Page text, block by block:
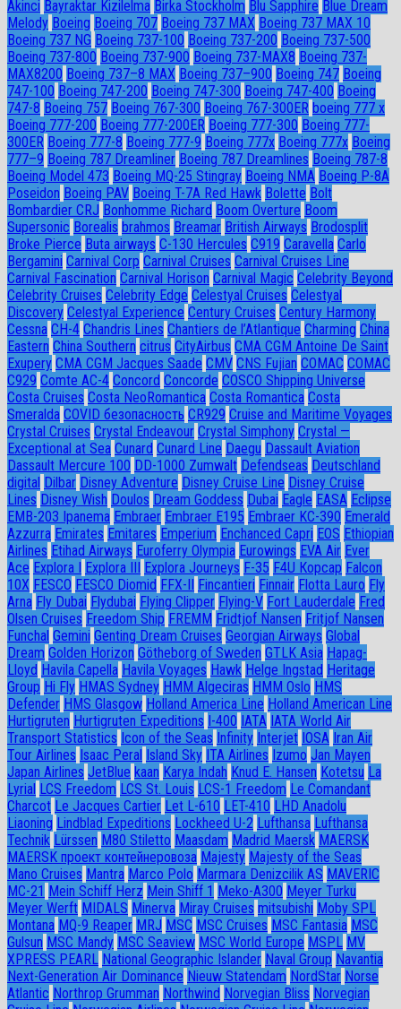
Akinci Bayraktar Kizilelma Birka Stockholm Blu Sapphire Blue Dream
Melody Boeing Boeing 707 Boeing 737 MAX Boeing 737 MAX 10
Boeing 737 NG Boeing 737-100 Boeing 737-200 Boeing 737-500
Boeing 737-800 Boeing 737-900 Boeing 737-MAX8 Boeing 737-
MAX8200 Boeing 737–8 MAX Boeing 737–900 Boeing 747 Boeing
747-100 Boeing 747-200 Boeing 747-300 Boeing 747-400 Boeing
747-8 Boeing 757 Boeing 767-300 Boeing 767-300ER boeing 777 x
Boeing 777-200 Boeing 777-200ER Boeing 777-300 Boeing 777-
300ER Boeing 777-8 Boeing 777-9 Boeing 777x Boeing 777х Boeing
777–9 Boeing 787 Dreamliner Boeing 787 Dreamlines Boeing 787-8
Boeing Model 473 Boeing MQ-25 Stingray Boeing NMA Boeing P-8A
Poseidon Boeing PAV Boeing T-7A Red Hawk Bolette Bolt
Bombardier CRJ Bonhomme Richard Boom Overture Boom
Supersonic Borealis brahmos Breamar British Airways Brodosplit
Broke Pierce Buta airways C-130 Hercules C919 Caravella Carlo
Bergamini Carnival Corp Carnival Cruises Carnival Cruises Line
Carnival Fascination Carnival Horison Carnival Magic Celebrity Beyond
Celebrity Cruises Celebrity Edge Celestyal Cruises Celestyal
Discovery Celestyal Experience Century Cruises Century Harmony
Cessna CH-4 Chandris Lines Chantiers de l’Atlantique Charming China
Eastern China Southern citrus CityAirbus CMA CGM Antoine De Saint
Exupery CMA CGM Jacques Saade CMV CNS Fujian COMAC COMAC
C929 Comte AC-4 Concord Concorde COSCO Shipping Universe
Costa Cruises Costa NeoRomantica Costa Romantica Costa
Smeralda COVID безопасность CR929 Cruise and Maritime Voyages
Crystal Cruises Crystal Endeavour Crystal Simphony Crystal —
Exceptional at Sea Cunard Cunard Line Daegu Dassault Aviation
Dassault Mercure 100 DD-1000 Zumwalt Defendseas Deutschland
digital Dilbar Disney Adventure Disney Cruise Line Disney Cruise
Lines Disney Wish Doulos Dream Goddess Dubai Eagle EASA Eclipse
EMB-203 Ipanema Embraer Embraer E195 Embraer KC-390 Emerald
Azzurra Emirates Emitares Emperium Enchanced Capri EOS Ethiopian
Airlines Etihad Airways Euroferry Olympia Eurowings EVA Air Ever
Ace Explora I Explora III Explora Journeys F-35 F4U Корсар Falcon
10X FESCO FESCO Diomid FFX-II Fincantieri Finnair Flotta Lauro Fly
Arna Fly Dubai Flydubai Flying Clipper Flying-V Fort Lauderdale Fred
Olsen Cruises Freedom Ship FREMM Fridtjof Nansen Fritjof Nansen
Funchal Gemini Genting Dream Cruises Georgian Airways Global
Dream Golden Horizon Götheborg of Sweden GTLK Asia Hapag-
Lloyd Havila Capella Havila Voyages Hawk Helge Ingstad Heritage
Group Hi Fly HMAS Sydney HMM Algeciras HMM Oslo HMS
Defender HMS Glasgow Holland America Line Holland American Line
Hurtigruten Hurtigruten Expeditions I-400 IATA IATA World Air
Transport Statistics Icon of the Seas Infinity Interjet IOSA Iran Air
Tour Airlines Isaac Peral Island Sky ITA Airlines Izumo Jan Mayen
Japan Airlines JetBlue kaan Karya Indah Knud E. Hansen Kotetsu La
Lyrial LCS Freedom LCS St. Louis LCS-1 Freedom Le Comandant
Charcot Le Jacques Cartier Let L-610 LET-410 LHD Anadolu
Liaoning Lindblad Expeditions Lockheed U-2 Lufthansa Lufthansa
Technik Lürssen M80 Stiletto Maasdam Madrid Maersk MAERSK
MAERSK проект контейнеровоза Majesty Majesty of the Seas
Mano Cruises Mantra Marco Polo Marmara Denizcilik AS MAVERIC
MC-21 Mein Schiff Herz Mein Shiff 1 Meko-A300 Meyer Turku
Meyer Werft MIDALS Minerva Miray Cruises mitsubishi Moby SPL
Montana MQ-9 Reaper MRJ MSC MSC Cruises MSC Fantasia MSC
Gulsun MSC Mandy MSC Seaview MSC World Europe MSPL MV
XPRESS PEARL National Geographic Islander Naval Group Navantia
Next-Generation Air Dominance Nieuw Statendam NordStar Norse
Atlantic Northrop Grumman Northwind Norvegian Bliss Norvegian